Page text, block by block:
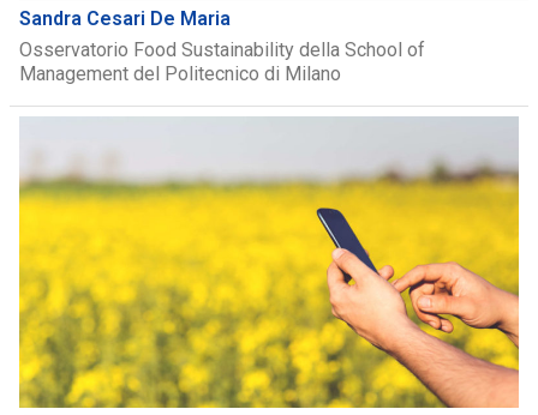
Sandra Cesari De Maria
Osservatorio Food Sustainability della School of
Management del Politecnico di Milano